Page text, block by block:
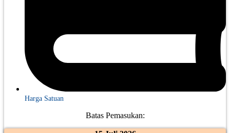
Harga Satuan
Batas Pemasukan: